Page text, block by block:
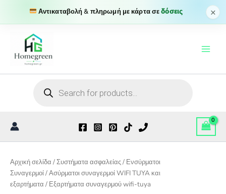
Αντικαταβολή & πληρωμή με κάρτα σεδόσεις ×
περιεχόμενο
search
Αρχική σελίδα /Συστήματα ασφαλείας/ Ενσύρματοι
Συναγερμοί/Ασύρματοι συναγερμοί WIFI TUYA και
εξαρτήματα / Εξαρτήματα συναγερμού wifi-tuya